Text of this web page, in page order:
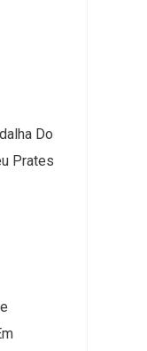
Do
Prates